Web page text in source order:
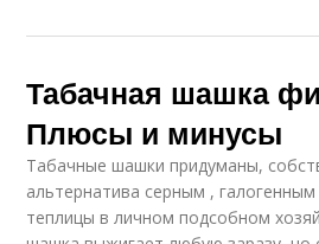
Табачная шашка
Плюсы и минусы
Табачные шашки придуманы,
альтернатива серным ,
теплицы в личном подсобном